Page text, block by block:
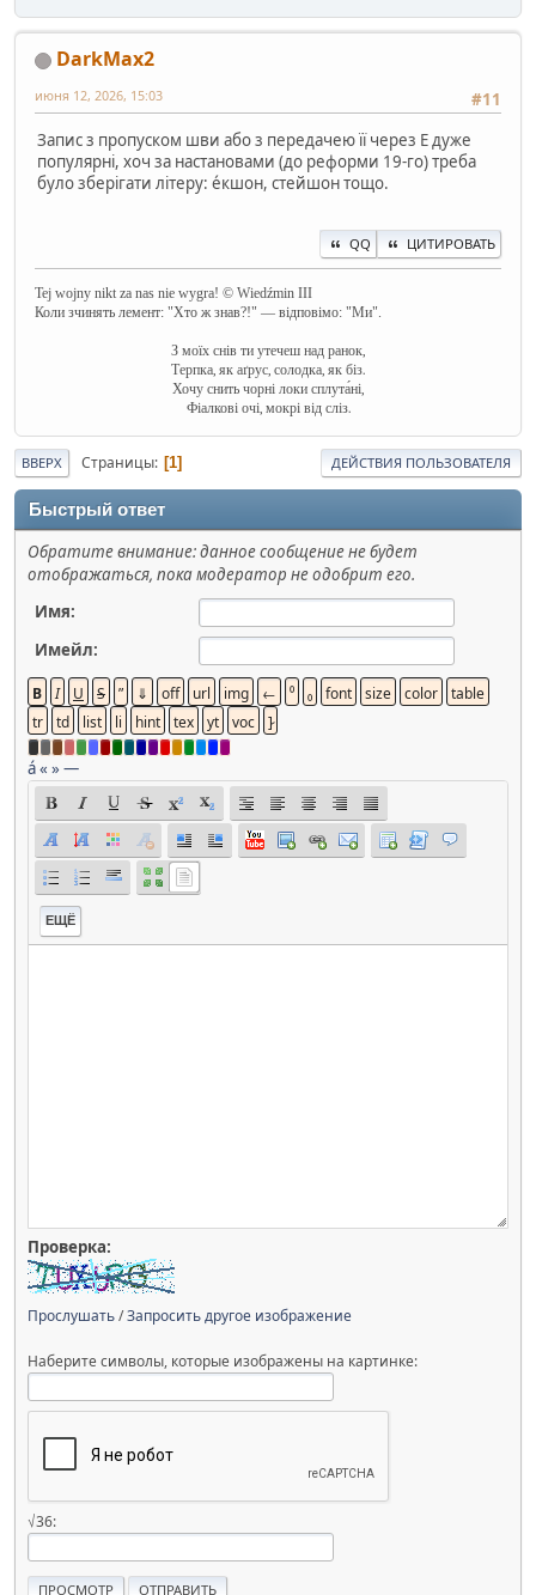
DarkMax2
#11
июня 12, 2026, 15:03
Запис з пропуском шви або з передачею її через Е дуже
популярні, хоч за настановами (до реформи 19-го) треба
було зберігати літеру: е́кшон, стейшон тощо.
QQ ЦИТИРОВАТЬ
Tej wojny nikt za nas nie wygra! © Wiedźmin III
Коли зчинять лемент: "Хто ж знав?!" — відповімо: "Ми".
З моїх снів ти утечеш над ранок,
Терпка, як аґрус, солодка, як біз.
Хочу снить чорні локи сплута́ні,
Фіалкові очі, мокрі від сліз.
ВВЕРХ Страницы 1 ДЕЙСТВИЯ ПОЛЬЗОВАТЕЛЯ
Быстрый ответ
Обратите внимание: данное сообщение не будет
отображаться, пока модератор не одобрит его.
Имя:
Имейл:
á« »—
ЕЩЁ
Проверка:
Прослушать/Запросить другое изображение
Наберите символы, которые изображены на картинке:
√36: